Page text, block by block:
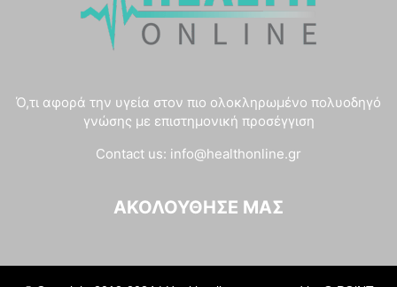
Ό,τι αφορά την υγεία στον πιο ολοκληρωμένο πολυοδηγό
γνώσης με επιστημονική προσέγγιση
Contact us: info@healthonline.gr
ΑΚΟΛΟΎΘΗΣΈ ΜΑΣ